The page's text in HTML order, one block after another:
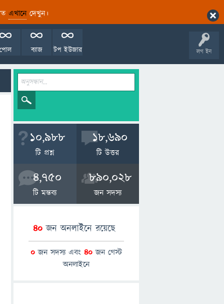
এখানেদেখুন।
লগ ইন
টপ ইউজার
ব্যাজ
পোল
10,988
টি প্রশ্ন
18,690
টি উত্তর
4,750
টি মন্তব্য
890,028
জন সদস্য
40 জন অনলাইনে রয়েছে
0 জন সদস্য এবং 40 জন গেস্ট
অনলাইনে